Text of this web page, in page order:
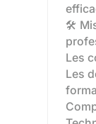
🛠️
Les
Les